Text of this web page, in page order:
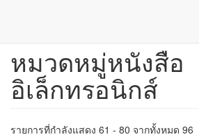
เนื้อหา
หมวดหมู่หนังสือ
อิเล็กทรอนิกส์
รายการที่กำลังแสดง 61 - 80 จากทั้งหมด 96